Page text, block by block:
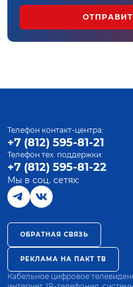
Телефон контакт-центра:
+7 (812) 595-81-21
Телефон тех. поддержки:
+7 (812) 595-81-22
Мы в соц. сетях:
ОБРАТНАЯ СВЯЗЬ
РЕКЛАМА НА ПАКТ ТВ
Кабельное цифровое